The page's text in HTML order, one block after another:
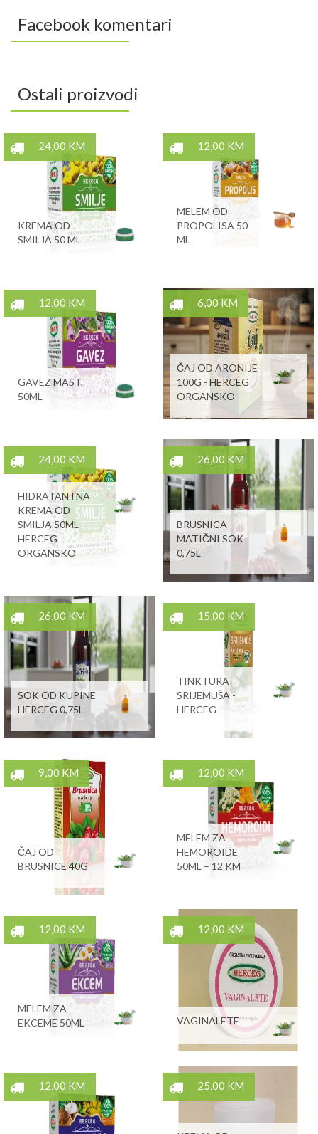
Facebook komentari
Ostali proizvodi
24,00 KM
KREMA OD
SMILJA 50 ML
12,00 KM
MELEM OD
PROPOLISA 50
ML
12,00 KM
GAVEZ MAST,
50ML
6,00 KM
ČAJ OD ARONIJE
100G - HERCEG
ORGANSKO
24,00 KM
HIDRATANTNA
KREMA OD
SMILJA 50ML -
HERCEG
ORGANSKO
26,00 KM
BRUSNICA -
MATIČNI SOK
0,75L
26,00 KM
SOK OD KUPINE
HERCEG 0,75L
15,00 KM
TINKTURA
SRIJEMUŠA -
HERCEG
9,00 KM
ČAJ OD
BRUSNICE 40G
12,00 KM
MELEM ZA
HEMOROIDE
50ML – 12 KM
12,00 KM
MELEM ZA
EKCEME 50ML
12,00 KM
VAGINALETE
12,00 KM 25,00 KM